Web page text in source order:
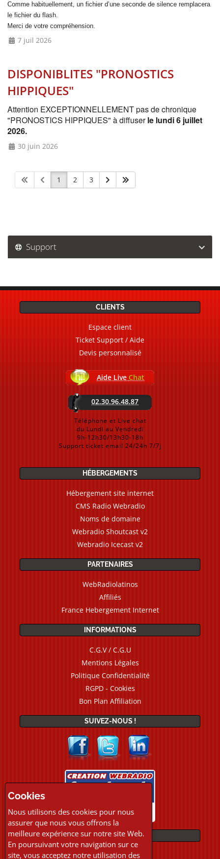
Comme habituellement, un fichier d’une seconde de silence remplacera
le fichier du flash.
Merci de votre compréhension.
7 juil 2026
DISPONIBLITES "PRONOSTICS
HIPPIQUES"
Attention EXCEPTIONNELLEMENT pas de chronique
"PRONOSTICS HIPPIQUES" à diffuserle lundi 6 juillet
2026.
30 juin 2026
1 2 3
Support
CLIENTS
Espace client
Ticket Support / Aide
Devis personnalisé
Aide Live Chat
02.30.96.48.87
Téléphone et Live chat
du Lundi au Vendredi
9h-12h30/13h30-18h
Support ticket email 24/24h 7/7j
HÉBERGEMENTS
Hébergement site internet
CMS Radio Webradio
Noms de domaine
Webradio Shoutcast v2
Webradio Icecast v2
PARTENAIRES
WebRadiolatinos
Affiliés
France Hebergement Internet
INFORMATIONS
C.G.V / C.G.U
Mentions Légales
Politique Confidentialité
RGPD - Cookies
Bon Plan Affiliation
SUIVEZ-NOUS !
PAIEMENTS
Cookies
Nous utilisons des cookies pour nous
assurer que nous vous offrons la
meilleure expérience sur notre site Web.
En poursuivant votre navigation sur ce
site, vous acceptez notre utilisation des